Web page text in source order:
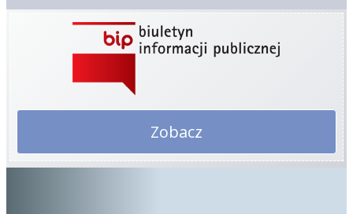
Zobacz